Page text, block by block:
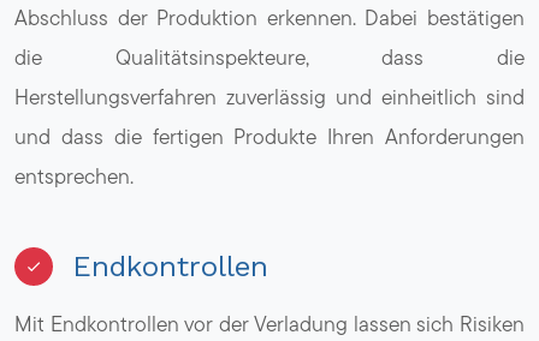
Abschluss der Produktion erkennen. Dabei bestätigen
die Qualitätsinspekteure, dass die
Herstellungsverfahren zuverlässig und einheitlich sind
und dass die fertigen Produkte Ihren Anforderungen
entsprechen.
Endkontrollen
Mit Endkontrollen vor der Verladung lassen sich Risiken